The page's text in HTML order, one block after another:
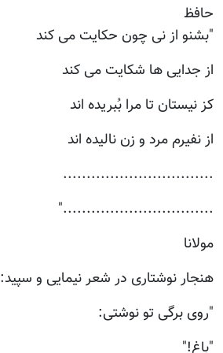
حافظ
"بشنو از نی چون حکایت می کند
از جدایی ها شکایت می کند
کز نیستان تا مرا بُبریده اند
از نفیرم مرد و زن نالیده اند
................................
................................"
مولانا
هنجار نوشتاری در شعر نیمایی و سپید:
"روی برگی تو نوشتی:
"باغ!"